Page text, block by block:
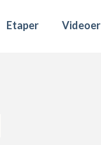
Etaper Videoer